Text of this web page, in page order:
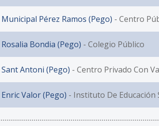
Municipal Pérez Ramos (Pego) - Centro
Rosalia Bondia (Pego) - Colegio Público
Sant Antoni (Pego) - Centro Privado Con
Enric Valor (Pego) - Instituto De Educación